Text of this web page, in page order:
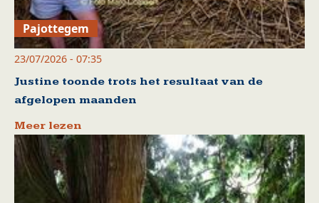
Pajottegem
23/07/2026 - 07:35
Justine toonde trots het resultaat van de
afgelopen maanden
Meer lezen